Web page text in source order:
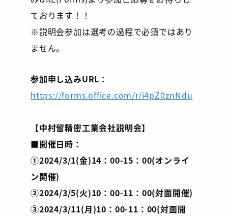
ております！！
※説明会参加は選考の過程で必須ではあり
ません。
参加申し込みURL：
https://forms.office.com/r/i4pZ0znNdu
【中村留精密工業会社説明会】
■開催日時：
①2024/3/1(金)14：00-15：00(オンライ
ン開催)
②2024/3/5(火)10：00-11：00(対面開催)
③2024/3/11(月)10：00-11：00(対面開